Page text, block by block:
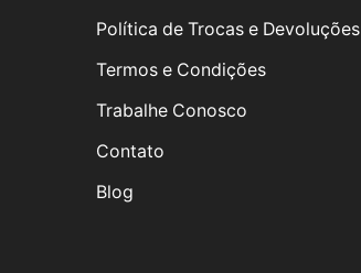
Política de Trocas e Devoluções
Termos e Condições
Trabalhe Conosco
Contato
Blog